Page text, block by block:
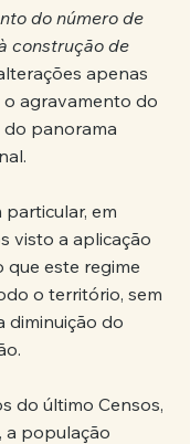
do número de
construção de
apenas
agravamento do
panorama
particular, em
visto a aplicação
que este regime
o território, sem
diminuição do
do último Censos,
a população